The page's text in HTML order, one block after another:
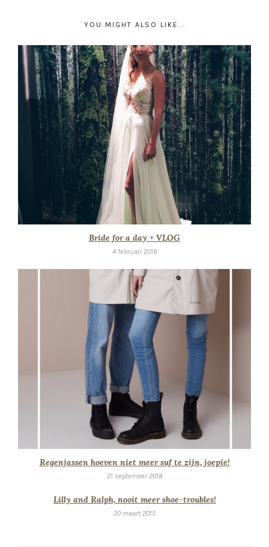
YOU MIGHT ALSO LIKE...
Bride for a day + VLOG
4 februari 2018
Regenjassen hoeven niet meer suf te zijn, joepie!
21 september 2018
Lilly and Ralph, nooit meer shoe-troubles!
20 maart 2015